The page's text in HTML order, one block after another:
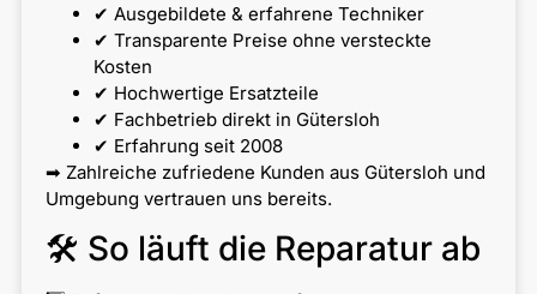
✔ Ausgebildete & erfahrene Techniker
✔ Transparente Preise ohne versteckte
Kosten
✔ Hochwertige Ersatzteile
✔ Fachbetrieb direkt in Gütersloh
✔ Erfahrung seit 2008
➡ Zahlreiche zufriedene Kunden aus Gütersloh und
Umgebung vertrauen uns bereits.
🛠 So läuft die Reparatur ab